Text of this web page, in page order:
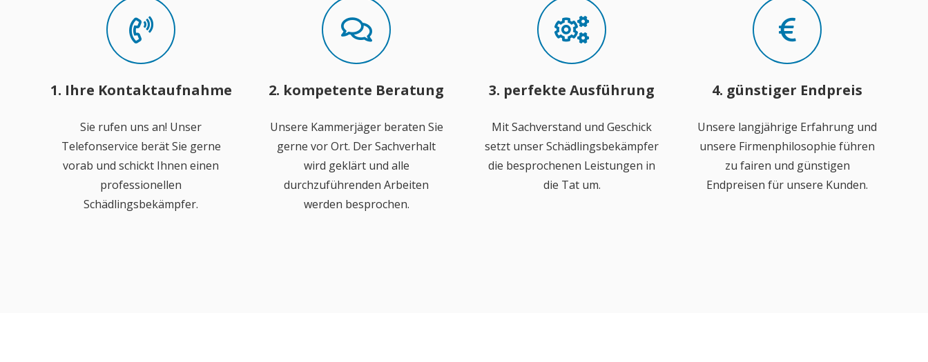
1. Ihre Kontaktaufnahme
Sie rufen uns an! Unser
Telefonservice berät Sie gerne
vorab und schickt Ihnen einen
professionellen
Schädlingsbekämpfer.
2. kompetente Beratung
Unsere Kammerjäger beraten Sie
gerne vor Ort. Der Sachverhalt
wird geklärt und alle
durchzuführenden Arbeiten
werden besprochen.
3. perfekte Ausführung
Mit Sachverstand und Geschick
setzt unser Schädlingsbekämpfer
die besprochenen Leistungen in
die Tat um.
4. günstiger Endpreis
Unsere langjährige Erfahrung und
unsere Firmenphilosophie führen
zu fairen und günstigen
Endpreisen für unsere Kunden.